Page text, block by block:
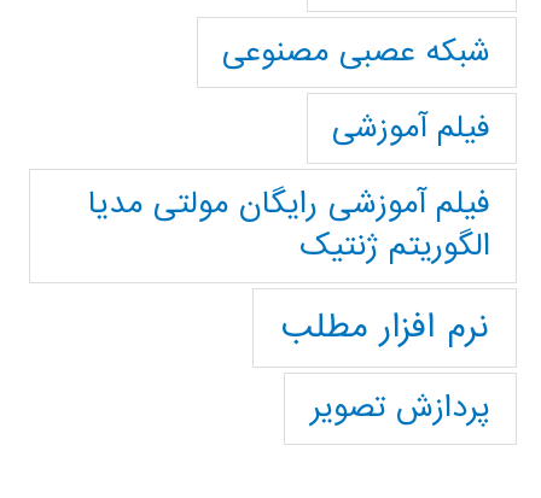
شبکه عصبی مصنوعی
فیلم آموزشی
فیلم آموزشی رایگان مولتی مدیا
الگوریتم ژنتیک
نرم افزار مطلب
پردازش تصویر